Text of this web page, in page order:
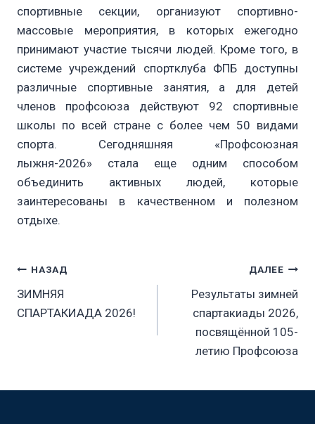
спортивные секции, организуют спортивно-
массовые мероприятия, в которых ежегодно
принимают участие тысячи людей. Кроме того, в
системе учреждений спортклуба ФПБ доступны
различные спортивные занятия, а для детей
членов профсоюза действуют 92 спортивные
школы по всей стране с более чем 50 видами
спорта. Сегодняшняя «Профсоюзная
лыжня-2026» стала еще одним способом
объединить активных людей, которые
заинтересованы в качественном и полезном
отдыхе.
Навигация
по
НАЗАД
ЗИМНЯЯ
СПАРТАКИАДА 2026!
ДАЛЕЕ
Результаты зимней
спартакиады 2026,
посвящённой 105-
летию Профсоюза